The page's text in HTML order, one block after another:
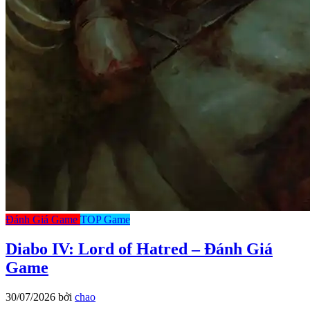
Đánh Giá Game TOP Game
Diabo IV: Lord of Hatred – Đánh Giá
Game
30/07/2026 bởi chao